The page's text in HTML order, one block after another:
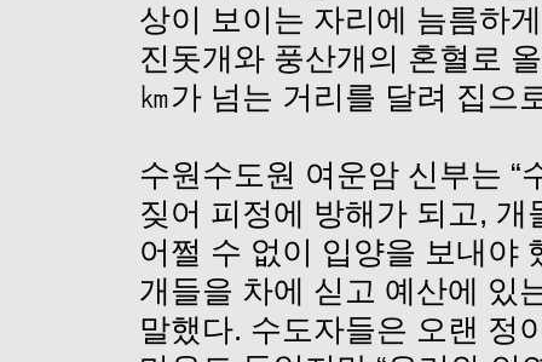
상이 보이는 자리에 늠름하
진돗개와 풍산개의 혼혈로
㎞가 넘는 거리를 달려 집으
수원수도원 여운암 신부는
짖어 피정에 방해가 되고,
어쩔 수 없이 입양을 보내야
개들을 차에 싣고 예산에 있
말했다. 수도자들은 오랜 정